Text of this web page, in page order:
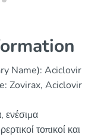
Name): Aciclovir
Zovirax, Aciclovir
ενέσιμα
τοπικοί και